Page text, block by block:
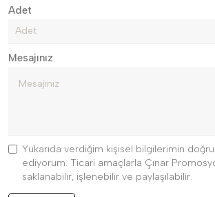
Adet
Mesajınız
Yukarıda verdiğim kişisel bilgilerimin
ediyorum. Ticari amaçlarla Çınar
saklanabilir, işlenebilir ve paylaşılabilir.